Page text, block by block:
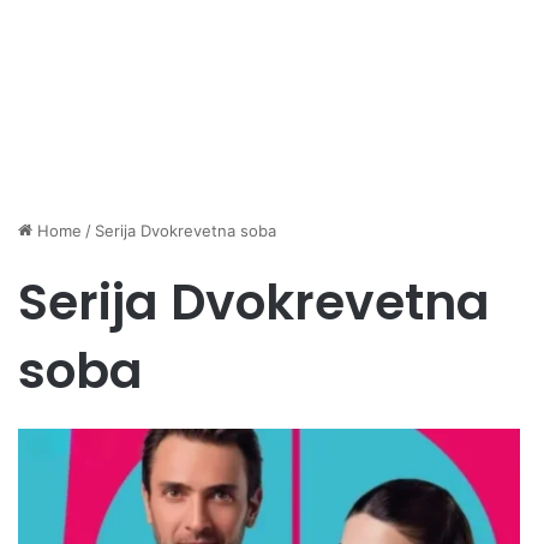
Home / Serija Dvokrevetna soba
Serija Dvokrevetna
soba